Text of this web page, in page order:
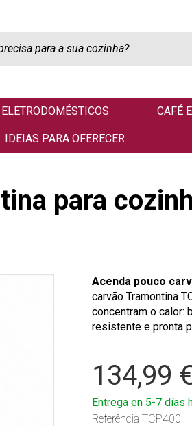
ELETRODOMÉSTICOS CAFÉ
IDEIAS PARA OFERECER
para
Acenda pouco
carvão Tramontina
concentram o calor:
resistente e pronta
134,99
Entrega en 5-7 días
Referência TCP400